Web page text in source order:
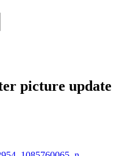
picture update